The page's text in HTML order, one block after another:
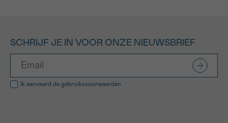
SCHRIJF JE IN VOOR ONZE NIEUWSBRIEF
Ik aanvaard de gebruiksvoorwaarden